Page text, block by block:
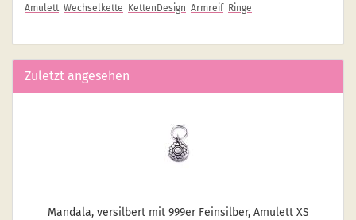
Amulett Wechselkette KettenDesign Armreif Ringe
Zuletzt angesehen
Man­da­la, ver­sil­bert mit 999er Fein­sil­ber, Amu­lett XS